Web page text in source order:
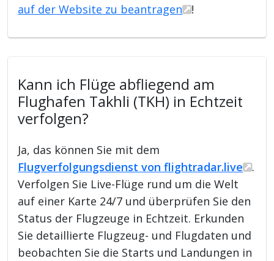
auf der Website zu beantragen
!
Kann ich Flüge abfliegend am
Flughafen Takhli (TKH) in Echtzeit
verfolgen?
Ja, das können Sie mit dem
Flugverfolgungsdienst von flightradar.live
.
Verfolgen Sie Live-Flüge rund um die Welt
auf einer Karte 24/7 und überprüfen Sie den
Status der Flugzeuge in Echtzeit. Erkunden
Sie detaillierte Flugzeug- und Flugdaten und
beobachten Sie die Starts und Landungen in